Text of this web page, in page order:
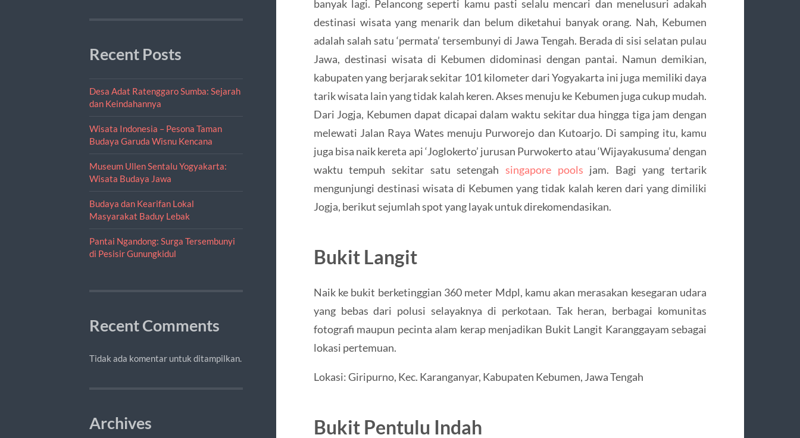
Recent Posts
Desa Adat Ratenggaro Sumba: Sejarah
dan Keindahannya
Wisata Indonesia – Pesona Taman
Budaya Garuda Wisnu Kencana
Museum Ullen Sentalu Yogyakarta:
Wisata Budaya Jawa
Budaya dan Kearifan Lokal
Masyarakat Baduy Lebak
Pantai Ngandong: Surga Tersembunyi
di Pesisir Gunungkidul
Recent Comments
Tidak ada komentar untuk ditampilkan.
Archives
banyak lagi. Pelancong seperti kamu pasti selalu mencari dan menelusuri adakah
destinasi wisata yang menarik dan belum diketahui banyak orang. Nah, Kebumen
adalah salah satu ‘permata’ tersembunyi di Jawa Tengah. Berada di sisi selatan pulau
Jawa, destinasi wisata di Kebumen didominasi dengan pantai. Namun demikian,
kabupaten yang berjarak sekitar 101 kilometer dari Yogyakarta ini juga memiliki daya
tarik wisata lain yang tidak kalah keren. Akses menuju ke Kebumen juga cukup mudah.
Dari Jogja, Kebumen dapat dicapai dalam waktu sekitar dua hingga tiga jam dengan
melewati Jalan Raya Wates menuju Purworejo dan Kutoarjo. Di samping itu, kamu
juga bisa naik kereta api ‘Joglokerto’ jurusan Purwokerto atau ‘Wijayakusuma’ dengan
waktu tempuh sekitar satu setengah singapore pools jam. Bagi yang tertarik
mengunjungi destinasi wisata di Kebumen yang tidak kalah keren dari yang dimiliki
Jogja, berikut sejumlah spot yang layak untuk direkomendasikan.
Bukit Langit
Naik ke bukit berketinggian 360 meter Mdpl, kamu akan merasakan kesegaran udara
yang bebas dari polusi selayaknya di perkotaan. Tak heran, berbagai komunitas
fotografi maupun pecinta alam kerap menjadikan Bukit Langit Karanggayam sebagai
lokasi pertemuan.
Lokasi: Giripurno, Kec. Karanganyar, Kabupaten Kebumen, Jawa Tengah
Bukit Pentulu Indah